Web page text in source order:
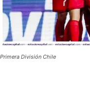
Primera División Chile